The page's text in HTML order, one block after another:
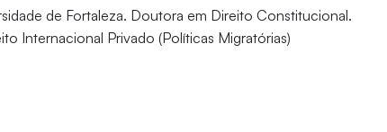
de Fortaleza. Doutora em Direito Constitucional.
Internacional Privado (Políticas Migratórias)